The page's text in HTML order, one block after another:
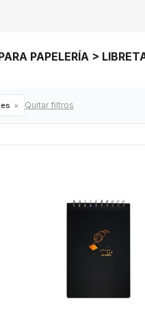
PAPELERÍA >
Quitar filtros